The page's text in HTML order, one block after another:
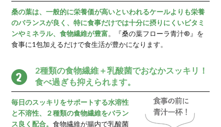
今日からのインナーケ
青汁習慣をはじめよう